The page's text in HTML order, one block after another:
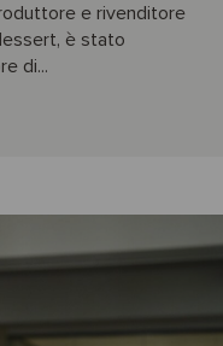
e rivenditore
è stato
di...